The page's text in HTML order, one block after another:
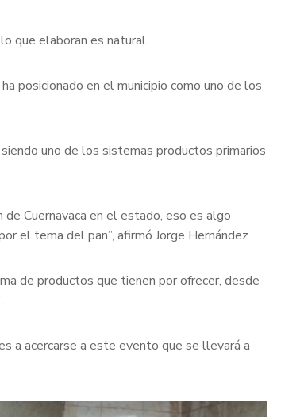
que elaboran es natural.
posicionado en el municipio como uno de los
uno de los sistemas productos primarios
Cuernavaca en el estado, eso es algo
el tema del pan”, afirmó Jorge Hernández.
de productos que tienen por ofrecer, desde
a acercarse a este evento que se llevará a